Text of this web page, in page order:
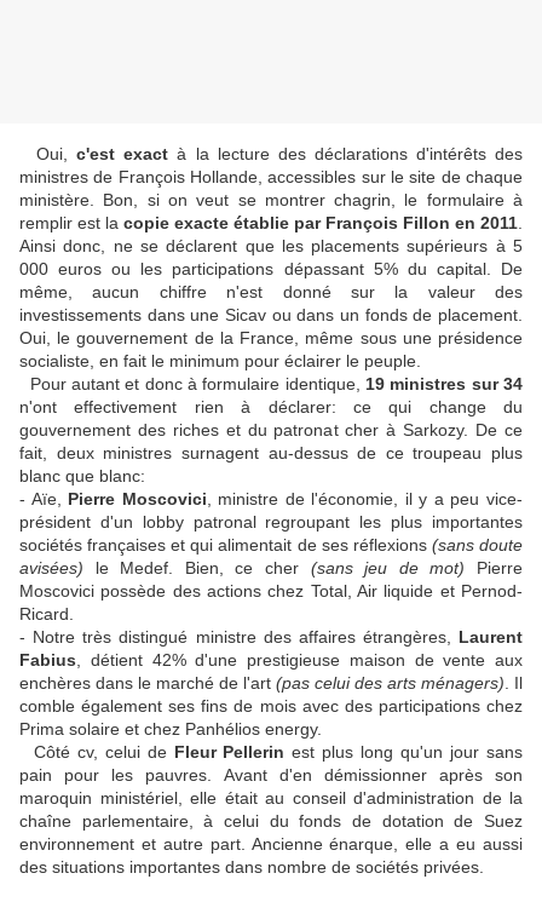
Oui,c'est exact à la lecture des déclarations d'intérêts des
ministres de François Hollande, accessibles sur le site de chaque
ministère. Bon, si on veut se montrer chagrin, le formulaire à
remplir est la copie exacte établie par François Fillon en 2011
Ainsi donc, ne se déclarent que les placements supérieurs à 5
000 euros ou les participations dépassant 5% du capital. De
même, aucun chiffre n'est donné sur la valeur des
investissements dans une Sicav ou dans un fonds de placement.
Oui, le gouvernement de la France, même sous une présidence
socialiste, en fait le minimum pour éclairer le peuple.
Pour autant et donc à formulaire identique, 19 ministres sur 34
n'ont effectivement rien à déclarer: ce qui change du
gouvernement des riches et du patronat cher à Sarkozy. De ce
fait, deux ministres surnagent au-dessus de ce troupeau plus
blanc que blanc:
- Aïe, Pierre Moscovici , ministre de l'économie, il y a peu vice-
président d'un lobby patronal regroupant les plus importantes
sociétés françaises et qui alimentait de ses réflexions (sans doute
avisées) le Medef. Bien, ce cher (sans jeu de mot) Pierre
Moscovici possède des actions chez Total, Air liquide et Pernod-
Ricard.
- Notre très distingué ministre des affaires étrangères, Laurent
Fabius , détient 42% d'une prestigieuse maison de vente aux
enchères dans le marché de l'art (pas celui des arts ménagers) . Il
comble également ses fins de mois avec des participations chez
Prima solaire et chez Panhélios energy.
Côté cv, celui de Fleur Pellerin est plus long qu'un jour sans
pain pour les pauvres. Avant d'en démissionner après son
maroquin ministériel, elle était au conseil d'administration de la
chaîne parlementaire, à celui du fonds de dotation de Suez
environnement et autre part. Ancienne énarque, elle a eu aussi
des situations importantes dans nombre de sociétés privées.